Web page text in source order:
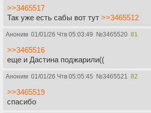
>>3465517
Так уже есть сабы вот тут >>3465512
Аноним 01/01/26 Чтв 05:03:49 №3465520 81
>>3465516
еще и Дастина поджарили((
Аноним 01/01/26 Чтв 05:05:45 №3465521 82
>>3465519
спасибо